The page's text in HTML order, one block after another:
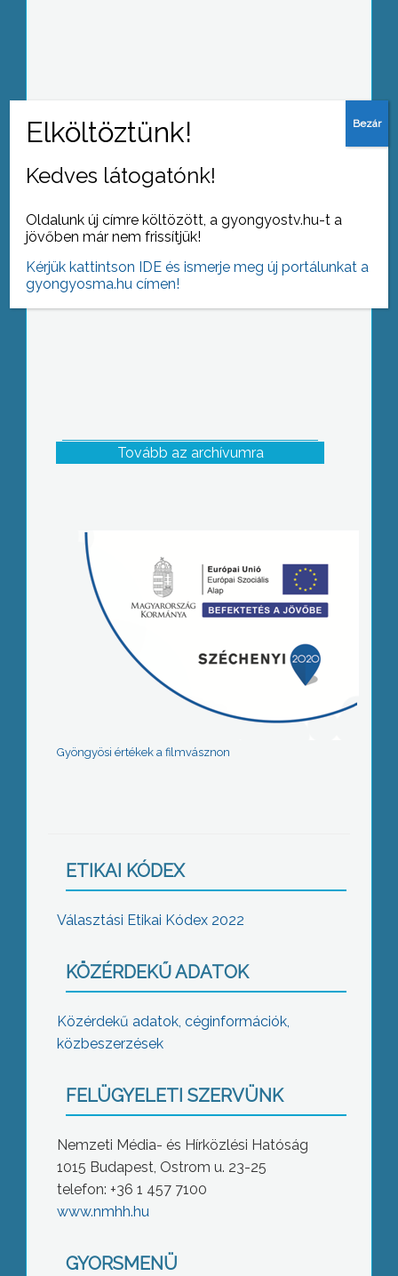
A Mátrai Borvidék borászatainak
borbemutatót, első ízben a Mátra
Múzeumban
Tovább az archívumra
Gyöngyösi értékek a filmvásznon
ETIKAI KÓDEX
Választási Etikai Kódex 2022
KÖZÉRDEKŰ ADATOK
Közérdekű adatok, céginformációk,
közbeszerzések
FELÜGYELETI SZERVÜNK
Nemzeti Média- és Hírközlési Hatóság
1015 Budapest, Ostrom u. 23-25
telefon: +36 1 457 7100
www.nmhh.hu
GYORSMENÜ
Kedves látogatónk!
Oldalunk új címre költözött, a gyongyostv.hu-t a
jövőben már nem frissítjük!
Kérjük kattintson IDE és ismerje meg új portálunkat a
gyongyosma.hu címen!